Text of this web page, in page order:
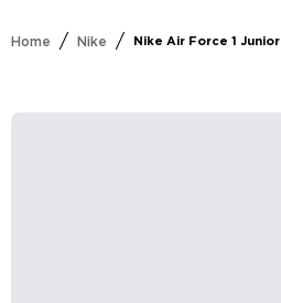
Home / Nike / Nike Air Force 1 Junior